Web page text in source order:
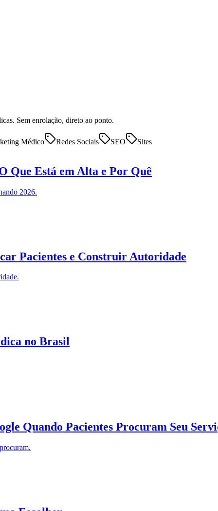
Sem enrolação, direto ao ponto.
Médico Redes Sociais SEO Sites
Que Está em Alta e Por Quê
2026.
Pacientes e Construir Autoridade
no Brasil
Quando Pacientes Procuram Seu